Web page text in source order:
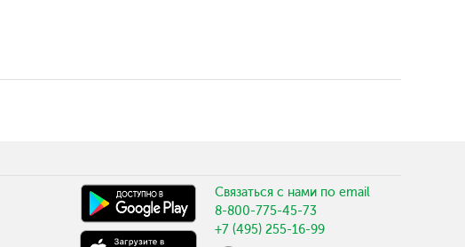
Связаться с нами по email
8-800-775-45-73
+7 (495) 255-16-99